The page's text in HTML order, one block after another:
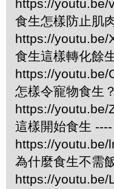
https://youtu.be/
食生怎樣防止肌
https://youtu.be/
食生這樣轉化餘
https://youtu.be/
怎樣令寵物食生
https://youtu.be/
這樣開始食生
https://youtu.be/
為什麼食生不需
https://youtu.be/